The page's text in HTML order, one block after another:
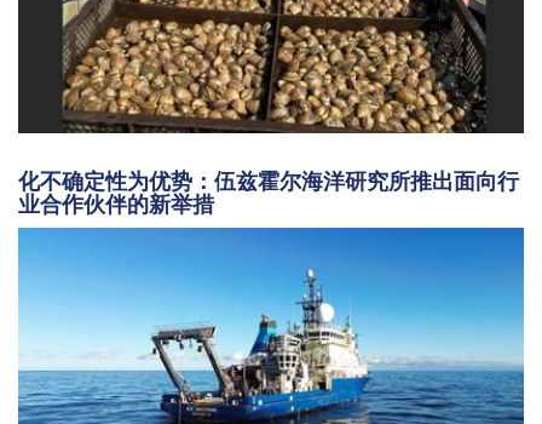
化不确定性为优势：伍兹霍尔海洋研究所推出面向行
业合作伙伴的新举措